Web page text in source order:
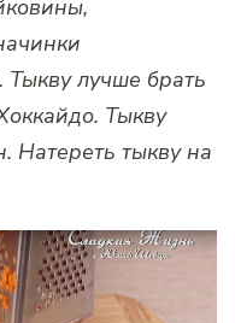
Тыкву лучше брать
Тыкву
Натереть тыкву на